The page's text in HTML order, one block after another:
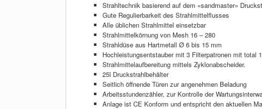
Strahltechnik basierend auf dem «sandmaster»
Gute Regulierbarkeit des Strahlmittelflusses
Alle üblichen Strahlmittel einsetzbar
Strahlmittelkörnung von Mesh 16 – 280
Strahldüse aus Hartmetall Ø 6 bis 15 mm
Hochleistungsentstauber mit 3 Filterpatronen mit total
Strahlmittelaufbereitung mittels Zyklonabscheider.
25l Druckstrahlbehälter
Seitlich öffnende Türen zur angenehmen Beladung
Arbeitsstundenzähler, zur Kontrolle der
Anlage ist CE Konform und entspricht den aktuellen